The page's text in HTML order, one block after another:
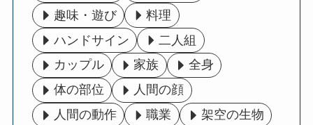
趣味・遊び
料理
ハンドサイン
二人組
カップル
家族
全身
体の部位
人間の顔
人間の動作
職業
架空の生物